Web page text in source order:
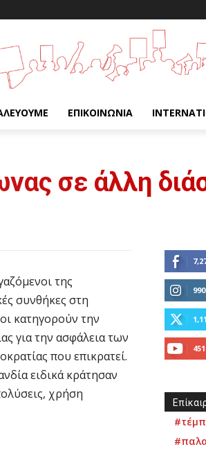
ΕΠΙΚΟΙΝΩΝΊΑ
σε άλλη
της
συνθήκες στη
κατηγορούν την
για την ασφάλεια των
που επικρατεί.
ειδικά κράτησαν
χρήση
990
451